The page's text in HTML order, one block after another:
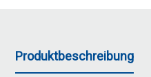
Produktbeschreibung